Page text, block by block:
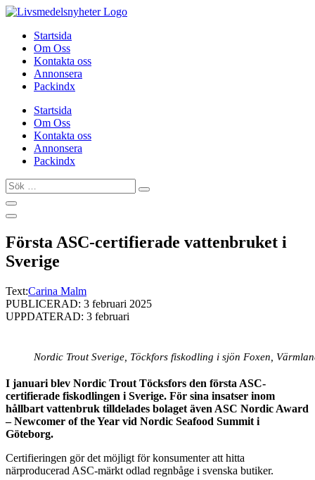
Hoppa
innehållStartsida
Om Oss
Kontakta oss
Annonsera
Packindx
Startsida
Om Oss
Kontakta oss
Annonsera
Packindx
Sök
…
Första ASC-certifierade vattenbruket i
Sverige
Text:Carina Malm
PUBLICERAD: 3 februari 2025
UPPDATERAD: 3 februari
Nordic Trout Sverige, Töckfors fiskodling i sjön Foxen,
I januari blev Nordic Trout Töcksfors den första ASC-
certifierade fiskodlingen i Sverige. För sina insatser inom
hållbart vattenbruk tilldelades bolaget även ASC Nordic Award
– Newcomer of the Year vid Nordic Seafood Summit i
Göteborg.
Certifieringen gör det möjligt för konsumenter att hitta
närproducerad ASC-märkt odlad regnbåge i svenska butiker.